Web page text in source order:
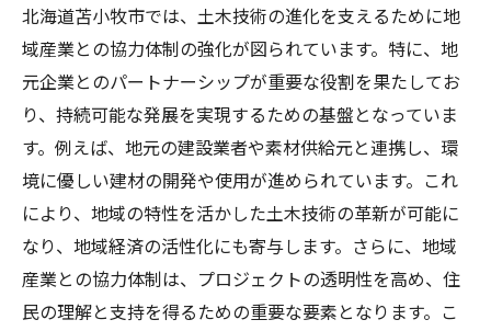
北海道苫小牧市では、土木技術の進化を支えるために地
域産業との協力体制の強化が図られています。特に、地
元企業とのパートナーシップが重要な役割を果たしてお
り、持続可能な発展を実現するための基盤となっていま
す。例えば、地元の建設業者や素材供給元と連携し、環
境に優しい建材の開発や使用が進められています。これ
により、地域の特性を活かした土木技術の革新が可能に
なり、地域経済の活性化にも寄与します。さらに、地域
産業との協力体制は、プロジェクトの透明性を高め、住
民の理解と支持を得るための重要な要素となります。こ